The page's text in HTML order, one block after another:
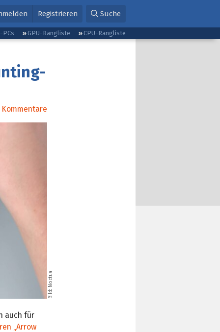
Registrieren Suche
PCs GPU-Rangliste CPU-Rangliste
Kommentare
Bild:
Noctua
auch für
„Arrow